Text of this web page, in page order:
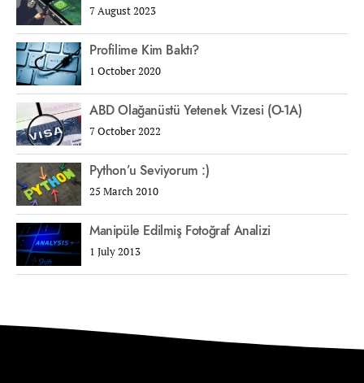
7 August 2023
Profilime Kim Baktı?
1 October 2020
ABD Olağanüstü Yetenek Vizesi (O-1A)
7 October 2022
Python’u Seviyorum :)
25 March 2010
Manipüle Edilmiş Fotoğraf Analizi
1 July 2013